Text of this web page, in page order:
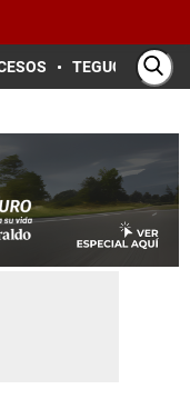
TEGUCIGALPA